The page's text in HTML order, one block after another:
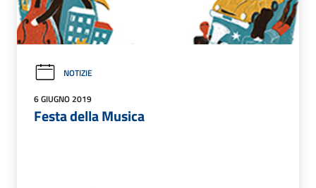
NOTIZIE
6 GIUGNO 2019
Festa della Musica